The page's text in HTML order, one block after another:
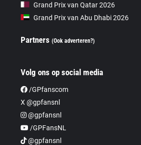
Grand Prix van Qatar 2026
Grand Prix van Abu Dhabi 2026
Partners(Ook adverteren?)
Volg ons op social media
/GPfanscom
X @gpfansnl
@gpfansnl
/GPFansNL
@gpfansnl